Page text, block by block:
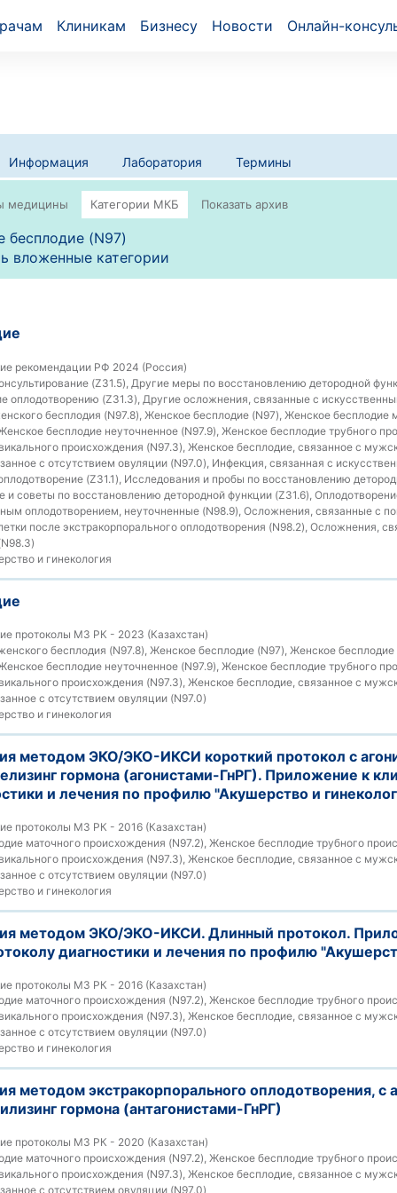
Клиникам Бизнесу Новости Онлайн-
Информация Лаборатория Термины
бесплодие (N97)
вложенные категории
рекомендации РФ 2024 (Россия)
(Z31.5), Другие меры по восстановлению детородной
оплодотворению (Z31.3), Другие осложнения, связанные с
бесплодия (N97.8), Женское бесплодие (N97), Женское бесплодие
бесплодие неуточненное (N97.9), Женское бесплодие трубного
происхождения (N97.3), Женское бесплодие, связанное с
с отсутствием овуляции (N97.0), Инфекция, связанная с
(Z31.1), Исследования и пробы по восстановлению
и советы по восстановлению детородной функции (Z31.6),
оплодотворением, неуточненные (N98.9), Осложнения, связанные с
после экстракорпорального оплодотворения (N98.2), Осложнения,
и гинекология
протоколы МЗ РК - 2023 (Казахстан)
бесплодия (N97.8), Женское бесплодие (N97), Женское бесплодие
бесплодие неуточненное (N97.9), Женское бесплодие трубного
происхождения (N97.3), Женское бесплодие, связанное с
с отсутствием овуляции (N97.0)
и гинекология
методом ЭКО/ЭКО-ИКСИ короткий протокол с
гормона (агонистами-ГнРГ). Приложение к
и лечения по профилю "Акушерство и
протоколы МЗ РК - 2016 (Казахстан)
маточного происхождения (N97.2), Женское бесплодие трубного
происхождения (N97.3), Женское бесплодие, связанное с
с отсутствием овуляции (N97.0)
и гинекология
методом ЭКО/ЭКО-ИКСИ. Длинный протокол.
диагностики и лечения по профилю
протоколы МЗ РК - 2016 (Казахстан)
маточного происхождения (N97.2), Женское бесплодие трубного
происхождения (N97.3), Женское бесплодие, связанное с
с отсутствием овуляции (N97.0)
и гинекология
методом экстракорпорального оплодотворения, с
гормона (антагонистами-ГнРГ)
протоколы МЗ РК - 2020 (Казахстан)
маточного происхождения (N97.2), Женское бесплодие трубного
происхождения (N97.3), Женское бесплодие, связанное с
с отсутствием овуляции (N97.0)